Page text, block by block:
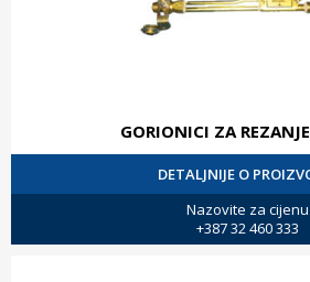
GORIONICI ZA
DETALJNIJE O
Nazovite za cijenu
+387 32 460 333